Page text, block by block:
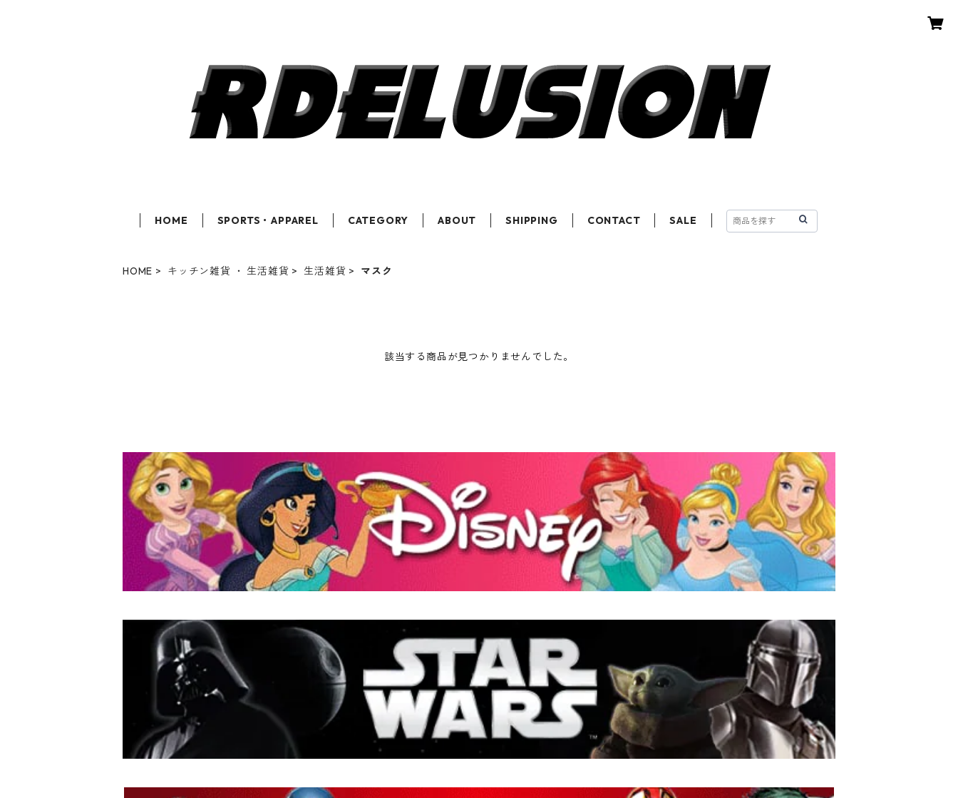
HOME SPORTS・APPAREL CATEGORY ABOUT SHIPPING CONTACT SALE
HOME キッチン雑貨 ・ 生活雑貨 生活雑貨 マスク
該当する商品が見つかりませんでした。